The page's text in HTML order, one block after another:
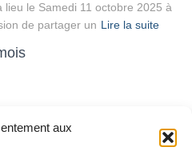
aux
le Samedi 11 octobre 2025 à
de partager un Lire la suite
RECHERCHER